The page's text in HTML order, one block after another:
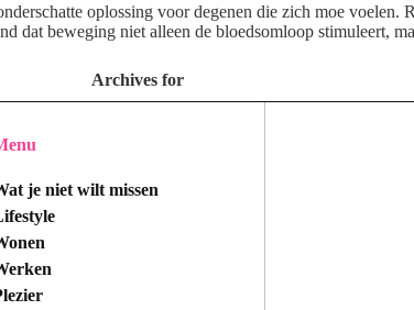
oplossing voor degenen die zich moe
dat beweging niet alleen de bloedsomloop
Archives for
je niet wilt missen